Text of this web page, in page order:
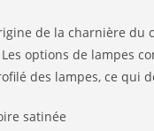
de la charnière
options de lampes
des lampes, ce
satinée